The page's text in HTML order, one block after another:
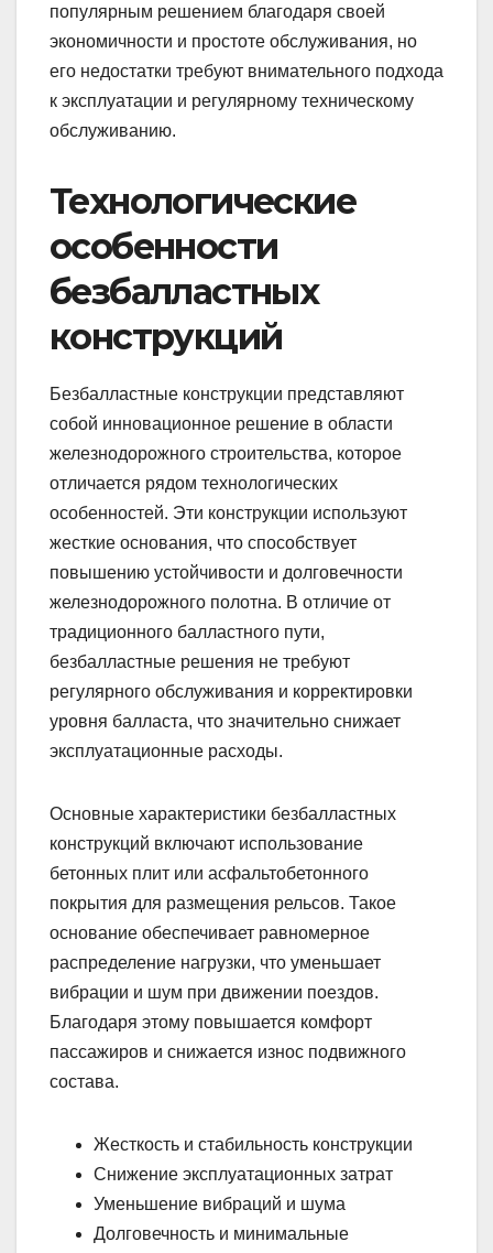
популярным решением благодаря своей
экономичности и простоте обслуживания, но
его недостатки требуют внимательного подхода
к эксплуатации и регулярному техническому
обслуживанию.
Технологические
особенности
безбалластных
конструкций
Безбалластные конструкции представляют
собой инновационное решение в области
железнодорожного строительства, которое
отличается рядом технологических
особенностей. Эти конструкции используют
жесткие основания, что способствует
повышению устойчивости и долговечности
железнодорожного полотна. В отличие от
традиционного балластного пути,
безбалластные решения не требуют
регулярного обслуживания и корректировки
уровня балласта, что значительно снижает
эксплуатационные расходы.
Основные характеристики безбалластных
конструкций включают использование
бетонных плит или асфальтобетонного
покрытия для размещения рельсов. Такое
основание обеспечивает равномерное
распределение нагрузки, что уменьшает
вибрации и шум при движении поездов.
Благодаря этому повышается комфорт
пассажиров и снижается износ подвижного
состава.
Жесткость и стабильность конструкции
Снижение эксплуатационных затрат
Уменьшение вибраций и шума
Долговечность и минимальные